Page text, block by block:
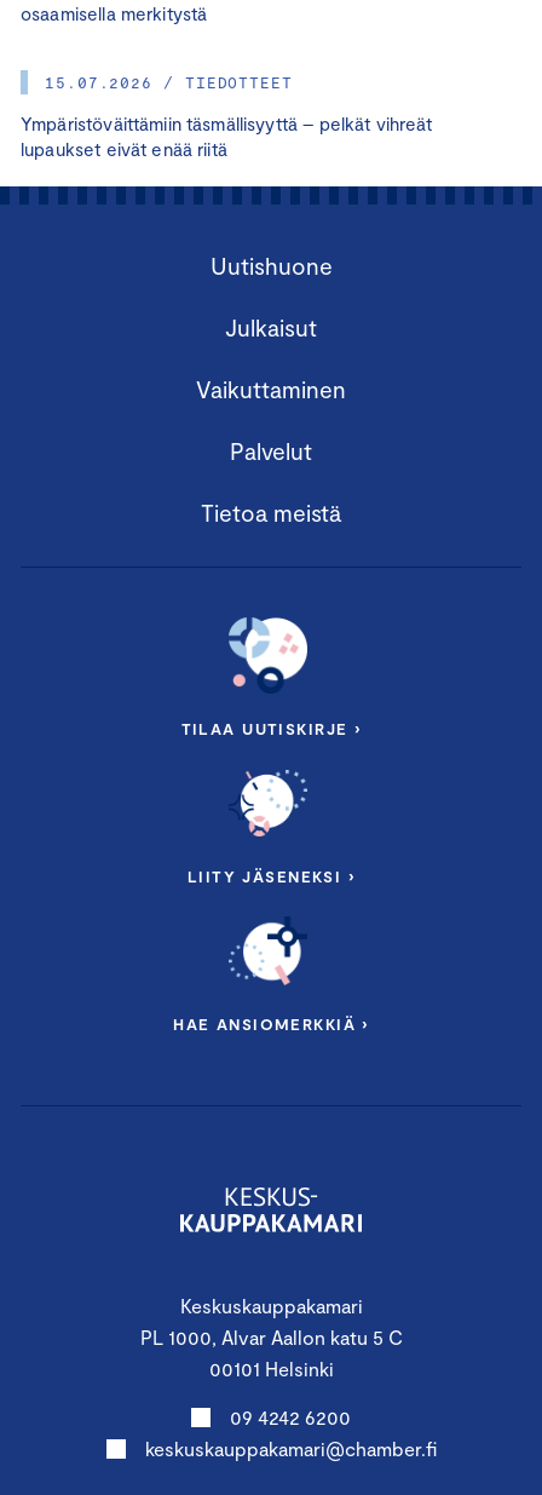
osaamisella merkitystä
15.07.2026 / TIEDOTTEET
Ympäristöväittämiin täsmällisyyttä – pelkät vihreät
lupaukset eivät enää riitä
Keskuskauppakamari
PL 1000, Alvar Aallon katu 5 C
00101 Helsinki
09 4242 6200
keskuskauppakamari@chamber.fi
Uutishuone
Julkaisut
Vaikuttaminen
Palvelut
Tietoa meistä
TILAA UUTISKIRJE ›
LIITY JÄSENEKSI ›
HAE ANSIOMERKKIÄ ›